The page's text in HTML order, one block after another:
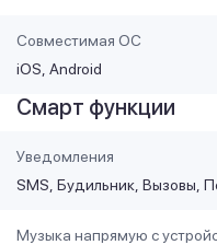
Совместимая ОС
iOS Android
Смарт функции
Уведомления
SMS Будильник Вызовы
Музыка напрямую с